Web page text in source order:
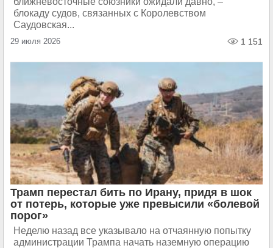
блокаду судов, связанных с Королевством
Саудовская...
29 июля 2026 1 151
Трамп перестал бить по Ирану, придя в шок
от потерь, которые уже превысили «болевой
порог»
Неделю назад все указывало на отчаянную попытку
администрации Трампа начать наземную операцию